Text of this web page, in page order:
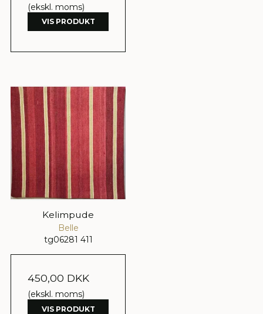
(ekskl. moms)
VIS PRODUKT
Kelimpude
Belle
tg06281 411
450,00 DKK
(ekskl. moms)
VIS PRODUKT